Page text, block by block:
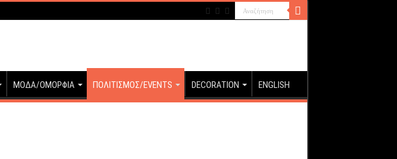
ΜΟΔΑ/ΟΜΟΡΦΙΑ ΠΟΛΙΤΙΣΜΟΣ/EVENTS DECORATION ENGLISH